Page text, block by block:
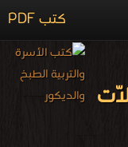
كتب PDF